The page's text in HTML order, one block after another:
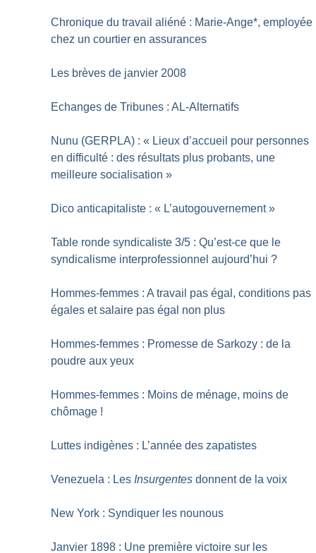
Chronique du travail aliéné : Marie-Ange*, employée
chez un courtier en assurances
Les brèves de janvier 2008
Echanges de Tribunes : AL-Alternatifs
Nunu (GERPLA) : « Lieux d’accueil pour personnes
en difficulté : des résultats plus probants, une
meilleure socialisation »
Dico anticapitaliste : « L’autogouvernement »
Table ronde syndicaliste 3/5 : Qu’est-ce que le
syndicalisme interprofessionnel aujourd’hui ?
Hommes-femmes : A travail pas égal, conditions pas
égales et salaire pas égal non plus
Hommes-femmes : Promesse de Sarkozy : de la
poudre aux yeux
Hommes-femmes : Moins de ménage, moins de
chômage !
Luttes indigènes : L’année des zapatistes
Venezuela : Les Insurgentes donnent de la voix
New York : Syndiquer les nounous
Janvier 1898 : Une première victoire sur les